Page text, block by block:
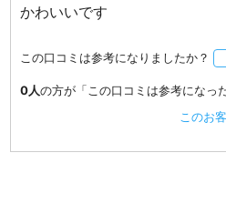
かわいいです
この口コミは参考になりましたか？
0人の方が「この口コミは参考になっ
このお